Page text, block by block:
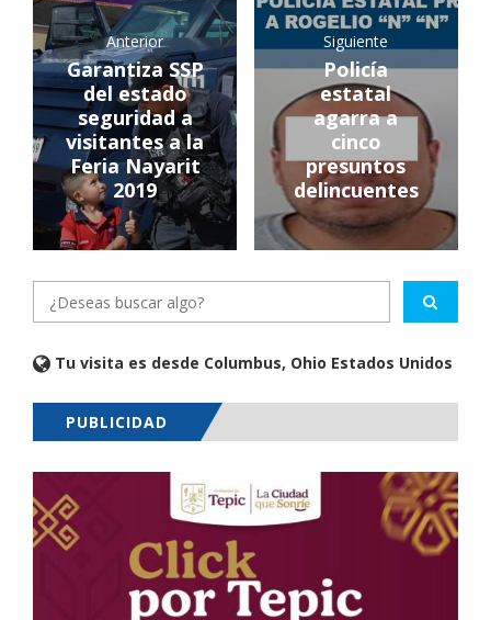
Anterior
Garantiza SSP
del estado
seguridad a
visitantes a la
Feria Nayarit
2019
Siguiente
Policía
estatal
agarra a
cinco
presuntos
delincuentes
Tu visita es desde Columbus, Ohio Estados Unidos
PUBLICIDAD